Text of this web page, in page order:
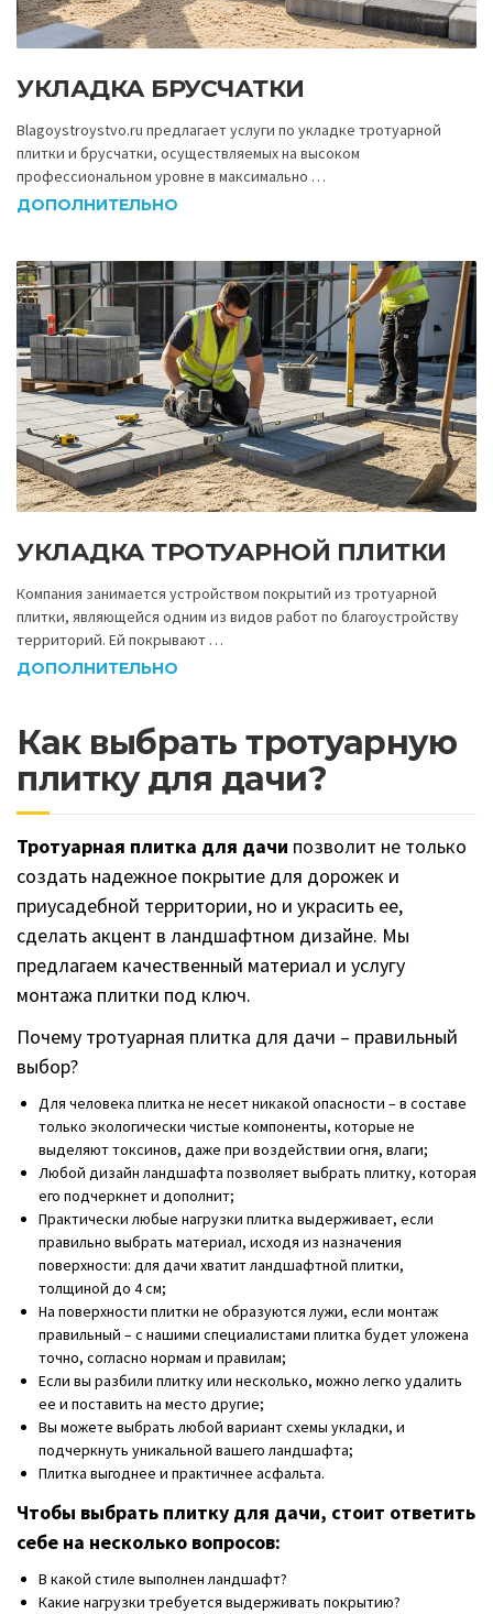
УКЛАДКА БРУСЧАТКИ
Blagoystroystvo.ru предлагает услуги по укладке тротуарной
плитки и брусчатки, осуществляемых на высоком
профессиональном уровне в максимально …
ДОПОЛНИТЕЛЬНО
УКЛАДКА ТРОТУАРНОЙ ПЛИТКИ
Компания занимается устройством покрытий из тротуарной
плитки, являющейся одним из видов работ по благоустройству
территорий. Ей покрывают …
ДОПОЛНИТЕЛЬНО
Как выбрать тротуарную
плитку для дачи?
Тротуарная плитка для дачи позволит не только
создать надежное покрытие для дорожек и
приусадебной территории, но и украсить ее,
сделать акцент в ландшафтном дизайне. Мы
предлагаем качественный материал и услугу
монтажа плитки под ключ.
Почему тротуарная плитка для дачи – правильный
выбор?
Для человека плитка не несет никакой опасности – в составе
только экологически чистые компоненты, которые не
выделяют токсинов, даже при воздействии огня, влаги;
Любой дизайн ландшафта позволяет выбрать плитку, которая
его подчеркнет и дополнит;
Практически любые нагрузки плитка выдерживает, если
правильно выбрать материал, исходя из назначения
поверхности: для дачи хватит ландшафтной плитки,
толщиной до 4 см;
На поверхности плитки не образуются лужи, если монтаж
правильный – с нашими специалистами плитка будет уложена
точно, согласно нормам и правилам;
Если вы разбили плитку или несколько, можно легко удалить
ее и поставить на место другие;
Вы можете выбрать любой вариант схемы укладки, и
подчеркнуть уникальной вашего ландшафта;
Плитка выгоднее и практичнее асфальта.
Чтобы выбрать плитку для дачи, стоит ответить
себе на несколько вопросов:
В какой стиле выполнен ландшафт?
Какие нагрузки требуется выдерживать покрытию?